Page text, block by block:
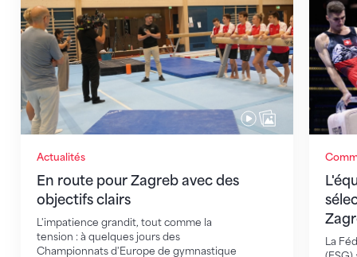
Actualités
En route pour Zagreb avec des
objectifs clairs
L'impatience grandit, tout comme la
tension : à quelques jours des
Championnats d'Europe de gymnastique
La